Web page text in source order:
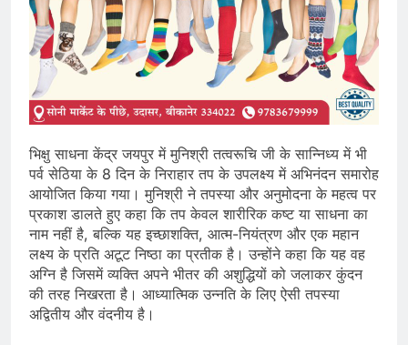
भिक्षु साधना केंद्र जयपुर में मुनिश्री तत्वरूचि जी के सान्निध्य में भी
पर्व सेठिया के 8 दिन के निराहार तप के उपलक्ष्य में अभिनंदन समारोह
आयोजित किया गया। मुनिश्री ने तपस्या और अनुमोदना के महत्व पर
प्रकाश डालते हुए कहा कि तप केवल शारीरिक कष्ट या साधना का
नाम नहीं है, बल्कि यह इच्छाशक्ति, आत्म-नियंत्रण और एक महान
लक्ष्य के प्रति अटूट निष्ठा का प्रतीक है। उन्होंने कहा कि यह वह
अग्नि है जिसमें व्यक्ति अपने भीतर की अशुद्धियों को जलाकर कुंदन
की तरह निखरता है। आध्यात्मिक उन्नति के लिए ऐसी तपस्या
अद्वितीय और वंदनीय है।